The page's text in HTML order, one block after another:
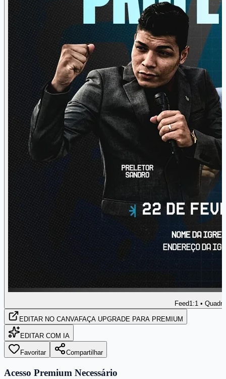
Feed1:1 •
EDITAR NO CANVAFAÇA UPGRADE PARA PREMIUM
EDITAR COM IA
Favoritar Compartilhar
Acesso Premium Necessário